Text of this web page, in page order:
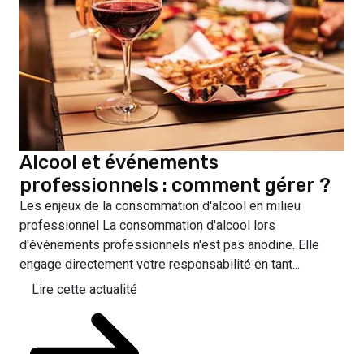
Alcool et événements
professionnels : comment gérer ?
Les enjeux de la consommation d'alcool en milieu
professionnel La consommation d'alcool lors
d'événements professionnels n'est pas anodine. Elle
engage directement votre responsabilité en tant...
Lire cette actualité